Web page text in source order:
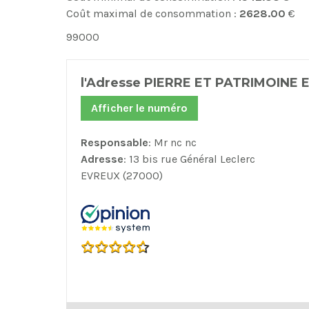
Coût maximal de consommation : 2628.00 €
99000
l'Adresse PIERRE ET PATRIMOINE
Afficher le numéro
Responsable: Mr nc nc
Adresse: 13 bis rue Général Leclerc
EVREUX (27000)